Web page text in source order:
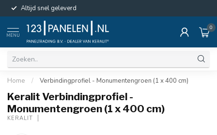
Altijd snel geleverd
MENU
0
Home / Verbindingprofiel - Monumentengroen (1 x 400 cm)
Keralit Verbindingprofiel -
Monumentengroen (1 x 400 cm)
KERALIT